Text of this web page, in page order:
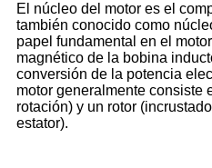
El núcleo del motor es el
también conocido como
papel fundamental en el
magnético de la bobina
conversión de la potencia
motor generalmente consiste
rotación) y un rotor
estator).